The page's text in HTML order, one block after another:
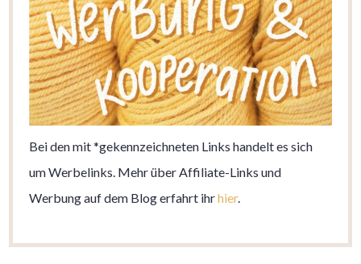
Bei den mit *gekennzeichneten Links handelt es sich
um Werbelinks. Mehr über Affiliate-Links und
Werbung auf dem Blog erfahrt ihrhier.